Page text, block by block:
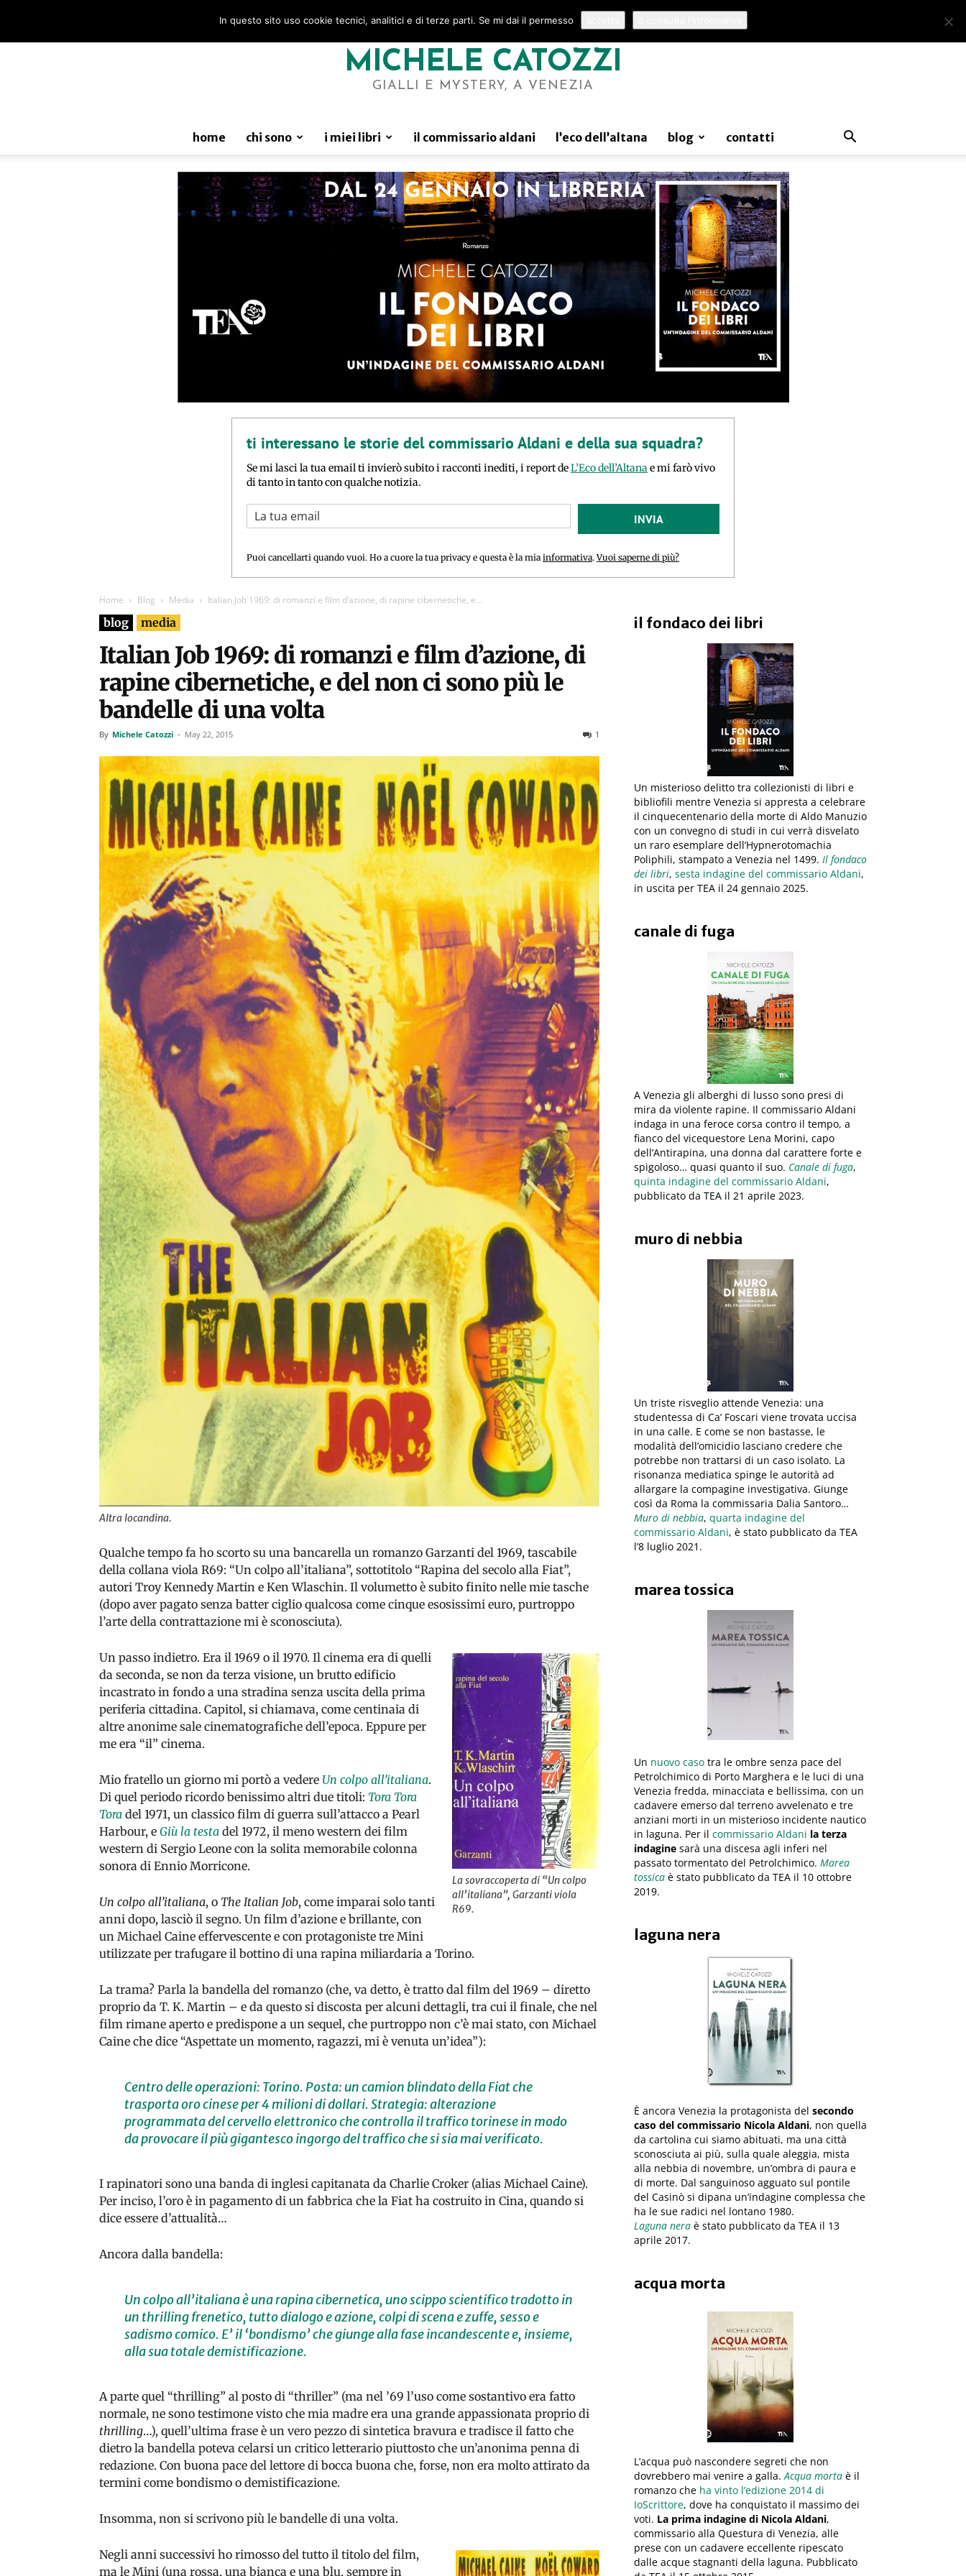
MICHELE CATOZZI
GIALLI E MYSTERY, A VENEZIA
home chi sono i miei libri il commissario aldani l’eco dell’altana blog contatti
ti interessano le storie del commissario Aldani e della sua squadra?
Se mi lasci la tua email ti invierò subito i racconti inediti, i report deL’Eco dell’Altanae mi farò vivo
di tanto in tanto con qualche notizia.
INVIA
Puoi cancellarti quando vuoi. Ho a cuore la tua privacy e questa è la mia informativa.Vuoi saperne di più?
Home Blog Media Italian Job 1969: di romanzi e film d’azione, di rapine cibernetiche, e...
blog media
Italian Job 1969: di romanzi e film d’azione, di
rapine cibernetiche, e del non ci sono più le
bandelle di una volta
By Michele Catozzi - May 22, 2015 1
Altra locandina.
Qualche tempo fa ho scorto su una bancarella un romanzo Garzanti del 1969, tascabile
della collana viola R69: “Un colpo all’italiana”, sottotitolo “Rapina del secolo alla Fiat”,
autori Troy Kennedy Martin e Ken Wlaschin. Il volumetto è subito finito nelle mie tasche
(dopo aver pagato senza batter ciglio qualcosa come cinque esosissimi euro, purtroppo
l’arte della contrattazione mi è sconosciuta).
La sovraccoperta di “Un colpo
all’italiana”, Garzanti viola
R69.
Un passo indietro. Era il 1969 o il 1970. Il cinema era di quelli
da seconda, se non da terza visione, un brutto edificio
incastrato in fondo a una stradina senza uscita della prima
periferia cittadina. Capitol, si chiamava, come centinaia di
altre anonime sale cinematografiche dell’epoca. Eppure per
me era “il” cinema.
Mio fratello un giorno mi portò a vedere Un colpo all’italiana.
Di quel periodo ricordo benissimo altri due titoli: Tora Tora
Tora del 1971, un classico film di guerra sull’attacco a Pearl
Harbour, e Giù la testa del 1972, il meno western dei film
western di Sergio Leone con la solita memorabile colonna
sonora di Ennio Morricone.
Un colpo all’italiana, o The Italian Job, come imparai solo tanti
anni dopo, lasciò il segno. Un film d’azione e brillante, con
un Michael Caine effervescente e con protagoniste tre Mini
utilizzate per trafugare il bottino di una rapina miliardaria a Torino.
La trama? Parla la bandella del romanzo (che, va detto, è tratto dal film del 1969 – diretto
proprio da T. K. Martin – e da questo si discosta per alcuni dettagli, tra cui il finale, che nel
film rimane aperto e predispone a un sequel, che purtroppo non c’è mai stato, con Michael
Caine che dice “Aspettate un momento, ragazzi, mi è venuta un’idea”):
Centro delle operazioni: Torino. Posta: un camion blindato della Fiat che
trasporta oro cinese per 4 milioni di dollari. Strategia: alterazione
programmata del cervello elettronico che controlla il traffico torinese in modo
da provocare il più gigantesco ingorgo del traffico che si sia mai verificato.
I rapinatori sono una banda di inglesi capitanata da Charlie Croker (alias Michael Caine).
Per inciso, l’oro è in pagamento di un fabbrica che la Fiat ha costruito in Cina, quando si
dice essere d’attualità…
Ancora dalla bandella:
Un colpo all’italiana è una rapina cibernetica, uno scippo scientifico tradotto in
un thrilling frenetico, tutto dialogo e azione, colpi di scena e zuffe, sesso e
sadismo comico. E’ il ‘bondismo’ che giunge alla fase incandescente e, insieme,
alla sua totale demistificazione.
A parte quel “thrilling” al posto di “thriller” (ma nel ’69 l’uso come sostantivo era fatto
normale, ne sono testimone visto che mia madre era una grande appassionata proprio di
thrilling…), quell’ultima frase è un vero pezzo di sintetica bravura e tradisce il fatto che
dietro la bandella poteva celarsi un critico letterario piuttosto che un’anonima penna di
redazione. Con buona pace del lettore di bocca buona che, forse, non era molto attirato da
termini come bondismo o demistificazione.
Insomma, non si scrivono più le bandelle di una volta.
Negli anni successivi ho rimosso del tutto il titolo del film,
ma le Mini (una rossa, una bianca e una blu, sempre in
il fondaco dei libri
Un misterioso delitto tra collezionisti di libri e
bibliofili mentre Venezia si appresta a celebrare
il cinquecentenario della morte di Aldo Manuzio
con un convegno di studi in cui verrà disvelato
un raro esemplare dell’Hypnerotomachia
Poliphili, stampato a Venezia nel 1499. Il fondaco
dei libri, sesta indagine del commissario Aldani,
in uscita per TEA il 24 gennaio 2025.
canale di fuga
A Venezia gli alberghi di lusso sono presi di
mira da violente rapine. Il commissario Aldani
indaga in una feroce corsa contro il tempo, a
fianco del vicequestore Lena Morini, capo
dell’Antirapina, una donna dal carattere forte e
spigoloso… quasi quanto il suo. Canale di fuga,
quinta indagine del commissario Aldani,
pubblicato da TEA il 21 aprile 2023.
muro di nebbia
Un triste risveglio attende Venezia: una
studentessa di Ca’ Foscari viene trovata uccisa
in una calle. E come se non bastasse, le
modalità dell’omicidio lasciano credere che
potrebbe non trattarsi di un caso isolato. La
risonanza mediatica spinge le autorità ad
allargare la compagine investigativa. Giunge
così da Roma la commissaria Dalia Santoro…
Muro di nebbia, quarta indagine del
commissario Aldani, è stato pubblicato da TEA
l’8 luglio 2021.
marea tossica
Un nuovo caso tra le ombre senza pace del
Petrolchimico di Porto Marghera e le luci di una
Venezia fredda, minacciata e bellissima, con un
cadavere emerso dal terreno avvelenato e tre
anziani morti in un misterioso incidente nautico
in laguna. Per il commissario Aldani la terza
indagine sarà una discesa agli inferi nel
passato tormentato del Petrolchimico. Marea
tossica è stato pubblicato da TEA il 10 ottobre
2019.
laguna nera
È ancora Venezia la protagonista del secondo
caso del commissario Nicola Aldani, non quella
da cartolina cui siamo abituati, ma una città
sconosciuta ai più, sulla quale aleggia, mista
alla nebbia di novembre, un’ombra di paura e
di morte. Dal sanguinoso agguato sul pontile
del Casinò si dipana un’indagine complessa che
ha le sue radici nel lontano 1980.
Laguna nera è stato pubblicato da TEA il 13
aprile 2017.
acqua morta
L’acqua può nascondere segreti che non
dovrebbero mai venire a galla. Acqua morta è il
romanzo che ha vinto l’edizione 2014 di
IoScrittore, dove ha conquistato il massimo dei
voti. La prima indagine di Nicola Aldani,
commissario alla Questura di Venezia, alle
prese con un cadavere eccellente ripescato
dalle acque stagnanti della laguna. Pubblicato
In questo sito uso cookie tecnici, analitici e di terze parti. Se mi dai il permesso